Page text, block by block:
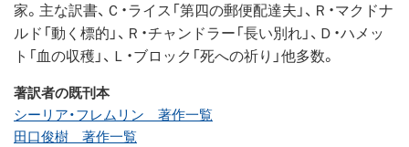
家。主な訳書、Ｃ・ライス「第四の郵便配達夫」、Ｒ・マクドナ
ルド「動く標的」、Ｒ・チャンドラー「長い別れ」、Ｄ・ハメッ
ト「血の収穫」、Ｌ・ブロック「死への祈り」他多数。
著訳者の既刊本
シーリア・フレムリン 著作一覧
田口俊樹 著作一覧